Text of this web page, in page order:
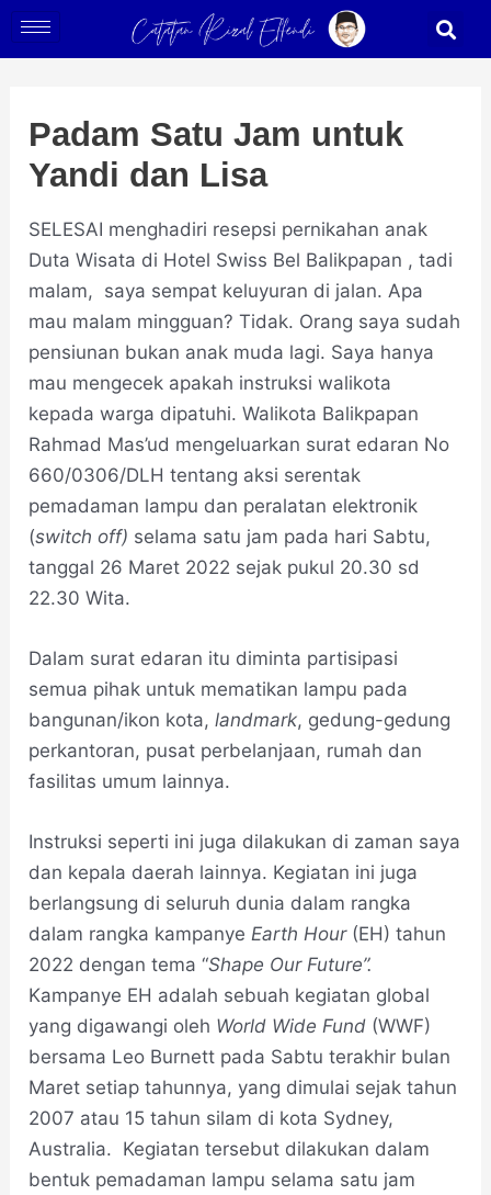
Skip
to
Padam Satu Jam untuk
Yandi dan Lisa
SELESAI menghadiri resepsi pernikahan anak
Duta Wisata di Hotel Swiss Bel Balikpapan , tadi
malam, saya sempat keluyuran di jalan. Apa
mau malam mingguan? Tidak. Orang saya sudah
pensiunan bukan anak muda lagi. Saya hanya
mau mengecek apakah instruksi walikota
kepada warga dipatuhi. Walikota Balikpapan
Rahmad Mas’ud mengeluarkan surat edaran No
660/0306/DLH tentang aksi serentak
pemadaman lampu dan peralatan elektronik
(switch off) selama satu jam pada hari Sabtu,
tanggal 26 Maret 2022 sejak pukul 20.30 sd
22.30 Wita.
Dalam surat edaran itu diminta partisipasi
semua pihak untuk mematikan lampu pada
bangunan/ikon kota,landmark, gedung-gedung
perkantoran, pusat perbelanjaan, rumah dan
fasilitas umum lainnya.
Instruksi seperti ini juga dilakukan di zaman saya
dan kepala daerah lainnya. Kegiatan ini juga
berlangsung di seluruh dunia dalam rangka
dalam rangka kampanyeEarth Hour(EH) tahun
2022 dengan tema “Shape Our Future”.
Kampanye EH adalah sebuah kegiatan global
yang digawangi oleh World Wide Fund (WWF)
bersama Leo Burnett pada Sabtu terakhir bulan
Maret setiap tahunnya, yang dimulai sejak tahun
2007 atau 15 tahun silam di kota Sydney,
Australia. Kegiatan tersebut dilakukan dalam
bentuk pemadaman lampu selama satu jam
Post
navigation